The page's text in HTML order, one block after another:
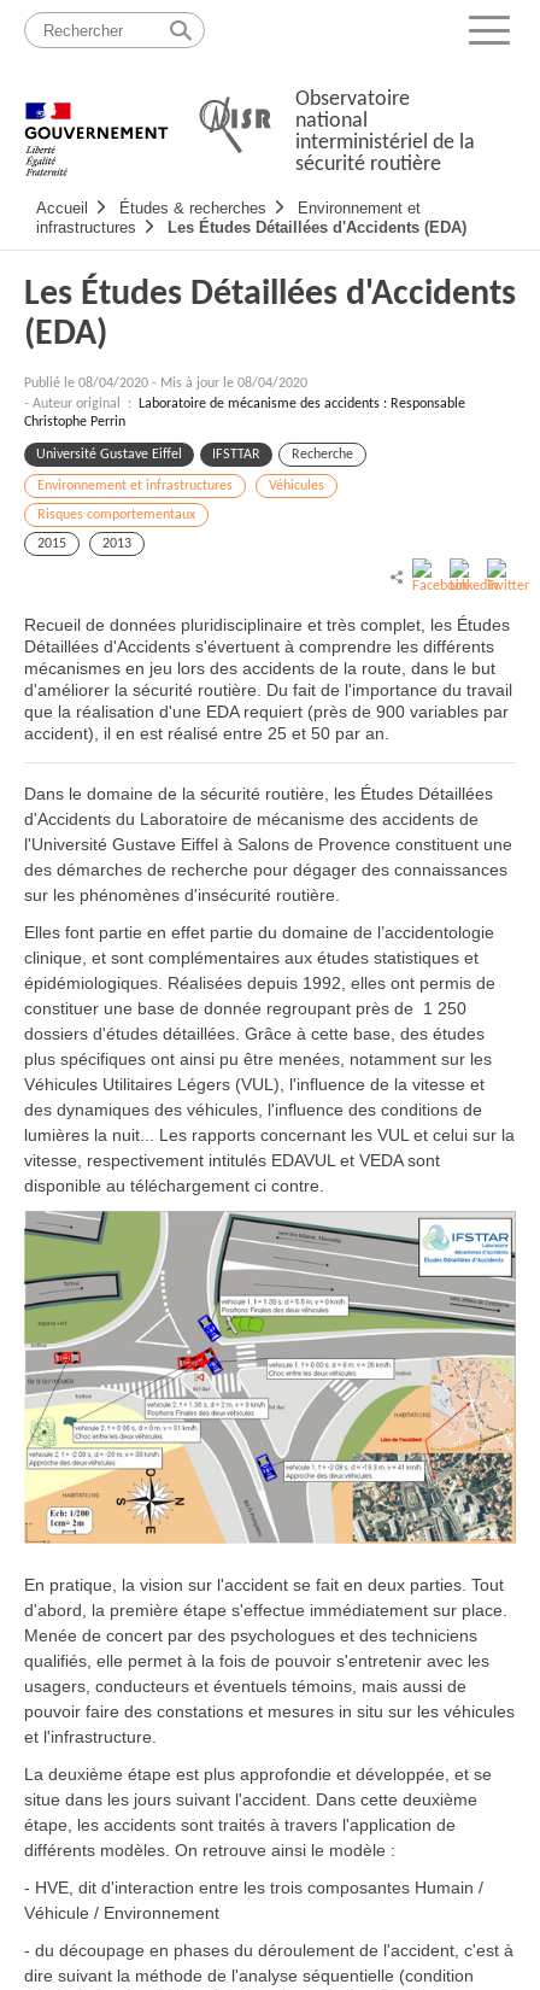
Passer
contenu
Menu
Observatoire
national
interministériel de la
sécurité routière
principale
Accueil Études & recherches
Environnement et
infrastructures
Les Études Détaillées d'Accidents (EDA)
Les Études Détaillées d'Accidents
(EDA)
Publié le 08/04/2020 - Mis à jour le 08/04/2020
- Auteur original : Laboratoire de mécanisme des accidents : Responsable
Christophe Perrin
Université Gustave Eiffel IFSTTAR Recherche
Environnement et infrastructures
Véhicules
Risques comportementaux
2015
2013
Recueil de données pluridisciplinaire et très complet, les Études
Détaillées d'Accidents s'évertuent à comprendre les différents
mécanismes en jeu lors des accidents de la route, dans le but
d'améliorer la sécurité routière. Du fait de l'importance du travail
que la réalisation d'une EDA requiert (près de 900 variables par
accident), il en est réalisé entre 25 et 50 par an.
Dans le domaine de la sécurité routière, les Études Détaillées
d'Accidents du Laboratoire de mécanisme des accidents de
l'Université Gustave Eiffel à Salons de Provence constituent une
des démarches de recherche pour dégager des connaissances
sur les phénomènes d'insécurité routière.
Elles font partie en effet partie du domaine de l’accidentologie
clinique, et sont complémentaires aux études statistiques et
épidémiologiques. Réalisées depuis 1992, elles ont permis de
constituer une base de donnée regroupant près de 1 250
dossiers d'études détaillées. Grâce à cette base, des études
plus spécifiques ont ainsi pu être menées, notamment sur les
Véhicules Utilitaires Légers (VUL), l'influence de la vitesse et
des dynamiques des véhicules, l'influence des conditions de
lumières la nuit... Les rapports concernant les VUL et celui sur la
vitesse, respectivement intitulés EDAVUL et VEDA sont
disponible au téléchargement ci contre.
En pratique, la vision sur l'accident se fait en deux parties. Tout
d'abord, la première étape s'effectue immédiatement sur place.
Menée de concert par des psychologues et des techniciens
qualifiés, elle permet à la fois de pouvoir s'entretenir avec les
usagers, conducteurs et éventuels témoins, mais aussi de
pouvoir faire des constations et mesures in situ sur les véhicules
et l'infrastructure.
La deuxième étape est plus approfondie et développée, et se
situe dans les jours suivant l'accident. Dans cette deuxième
étape, les accidents sont traités à travers l'application de
différents modèles. On retrouve ainsi le modèle :
- HVE, dit d'interaction entre les trois composantes Humain /
Véhicule / Environnement
- du découpage en phases du déroulement de l'accident, c'est à
dire suivant la méthode de l'analyse séquentielle (condition